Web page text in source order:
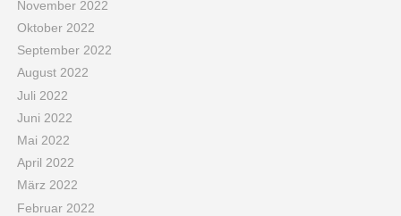
November 2022
Oktober 2022
September 2022
August 2022
Juli 2022
Juni 2022
Mai 2022
April 2022
März 2022
Februar 2022